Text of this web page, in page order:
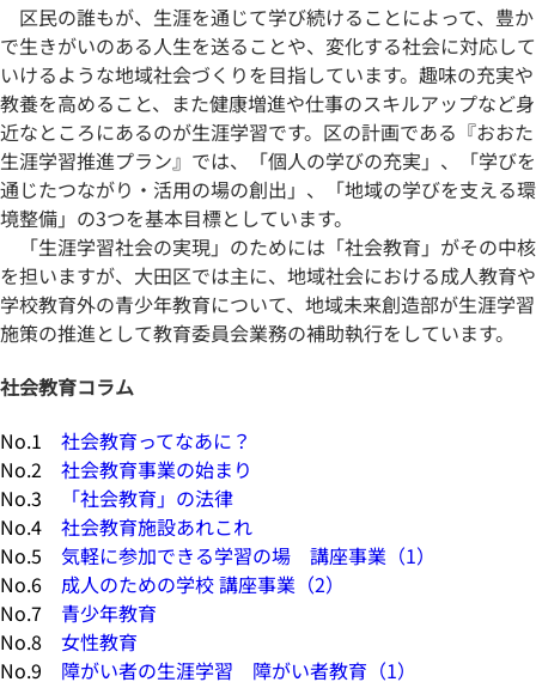
区民の誰もが、生涯を通じて学び続けることによって、豊か
で生きがいのある人生を送ることや、変化する社会に対応して
いけるような地域社会づくりを目指しています。趣味の充実や
教養を高めること、また健康増進や仕事のスキルアップなど身
近なところにあるのが生涯学習です。区の計画である『おおた
生涯学習推進プラン』では、「個人の学びの充実」、「学びを
通じたつながり・活用の場の創出」、「地域の学びを支える環
境整備」の3つを基本目標としています。
「生涯学習社会の実現」のためには「社会教育」がその中核
を担いますが、大田区では主に、地域社会における成人教育や
学校教育外の青少年教育について、地域未来創造部が生涯学習
施策の推進として教育委員会業務の補助執行をしています。
社会教育コラム
No.1 社会教育ってなあに？
No.2 社会教育事業の始まり
No.3
「社会教育」の法律
No.4 社会教育施設あれこれ
No.5 気軽に参加できる学習の場 講座事業（1）
No.6 成人のための学校 講座事業（2）
No.7 青少年教育
No.8 女性教育
No.9 障がい者の生涯学習 障がい者教育（1）